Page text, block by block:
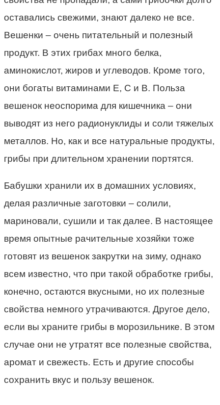
оставались свежими, знают далеко не все.
Вешенки – очень питательный и полезный
продукт. В этих грибах много белка,
аминокислот, жиров и углеводов. Кроме того,
они богаты витаминами Е, С и В. Польза
вешенок неоспорима для кишечника – они
выводят из него радионуклиды и соли тяжелых
металлов. Но, как и все натуральные продукты,
грибы при длительном хранении портятся.
Бабушки хранили их в домашних условиях,
делая различные заготовки – солили,
мариновали, сушили и так далее. В настоящее
время опытные рачительные хозяйки тоже
готовят из вешенок закрутки на зиму, однако
всем известно, что при такой обработке грибы,
конечно, остаются вкусными, но их полезные
свойства немного утрачиваются. Другое дело,
если вы храните грибы в морозильнике. В этом
случае они не утратят все полезные свойства,
аромат и свежесть. Есть и другие способы
сохранить вкус и пользу вешенок.